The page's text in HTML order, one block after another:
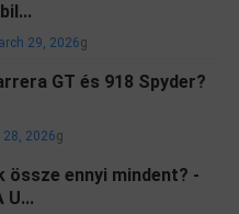
29, 2026g
GT és 918 Spyder?
28, 2026g
össze ennyi mindent? -
U...